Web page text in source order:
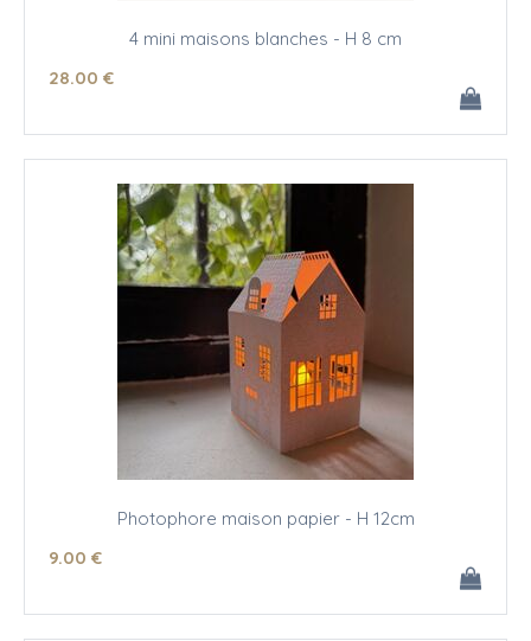
4 mini maisons blanches - H 8 cm
28.00 €
Photophore maison papier - H 12cm
9.00 €